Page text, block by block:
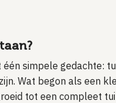
simpele gedachte:
Wat begon als een
tot een compleet